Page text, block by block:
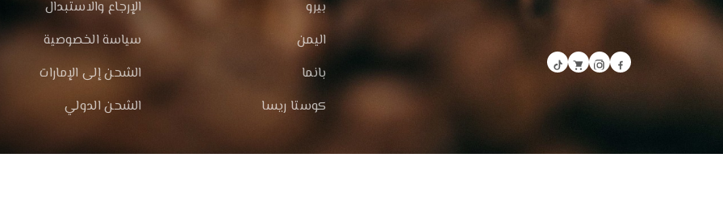
بيرو
اليمن
بانما
كوستا ريسا
الإرجاع والاستبدال
سياسة الخصوصية
الشحن إلى الإمارات
الشحن الدولي